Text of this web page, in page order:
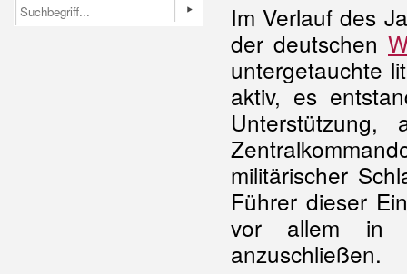
Im Verlauf des
der deutschen
untergetauchte
aktiv, es
militärischer
Führer dieser
vor allem
anzuschließen.